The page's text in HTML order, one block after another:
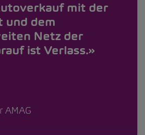
mit der
und dem
Netz der
ist Verlass.
AMAG